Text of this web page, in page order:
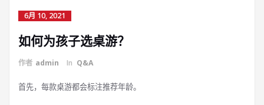
6月 10, 2021
如何为孩子选桌游？
作者 admin In Q&A
首先，每款桌游都会标注推荐年龄。